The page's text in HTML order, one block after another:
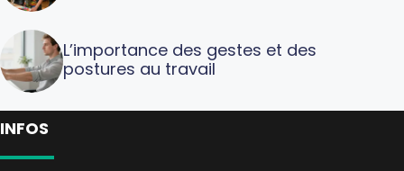
L’importance des gestes et des
postures au travail
INFOS